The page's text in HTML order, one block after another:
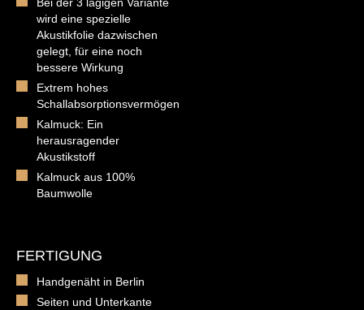
Bei der 3 lagigen Variante
wird eine spezielle
Akustikfolie dazwischen
gelegt, für eine noch
bessere Wirkung
Extrem hohes
Schallabsorptionsvermögen
Kalmuck: Ein
herausragender
Akustikstoff
Kalmuck aus 100%
Baumwolle
FERTIGUNG
Handgenäht in Berlin
Seiten und Unterkante